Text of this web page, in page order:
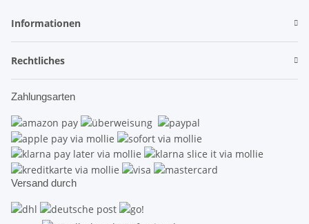
Informationen
Rechtliches
Zahlungsarten
Versand durch